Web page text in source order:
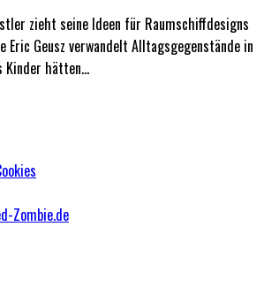
zieht seine Ideen für Raumschiffdesigns
Eric Geusz verwandelt Alltagsgegenstände in
Kinder hätten...
Zombie.de